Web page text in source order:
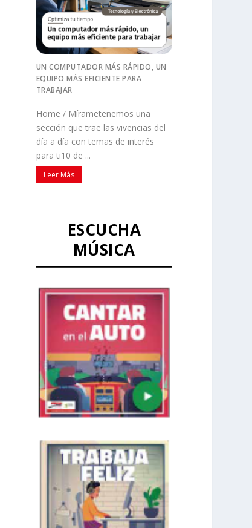
UN COMPUTADOR MÁS RÁPIDO, UN
EQUIPO MÁS EFICIENTE PARA
TRABAJAR
Home / Mírametenemos una
sección que trae las vivencias del
día a día con temas de interés
para ti10 de ...
Leer Más
ESCUCHA
MÚSICA